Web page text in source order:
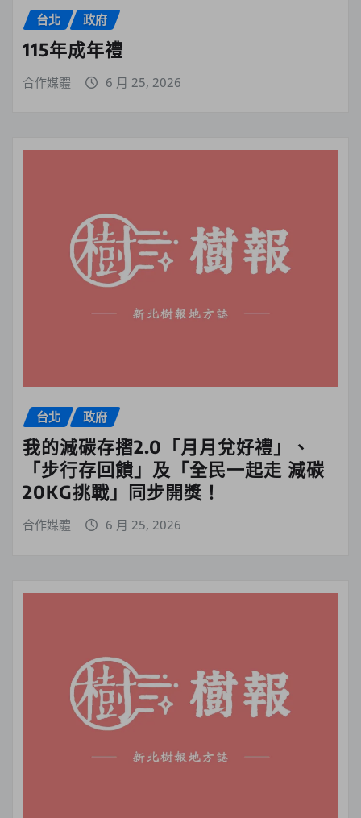
台北 政府
115年成年禮
合作媒體 6 月 25, 2026
台北 政府
我的減碳存摺2.0「月月兌好禮」、
「步行存回饋」及「全民一起走 減碳
20KG挑戰」同步開獎！
合作媒體 6 月 25, 2026